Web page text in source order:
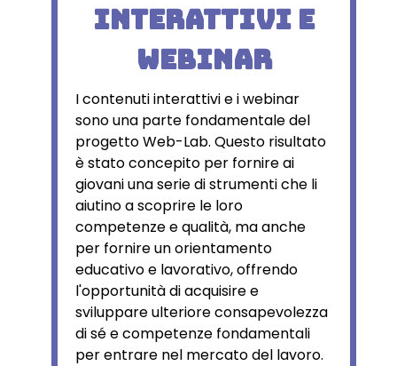
interattivi e
webinar
I contenuti interattivi e i webinar
sono una parte fondamentale del
progetto Web-Lab. Questo risultato
è stato concepito per fornire ai
giovani una serie di strumenti che li
aiutino a scoprire le loro
competenze e qualità, ma anche
per fornire un orientamento
educativo e lavorativo, offrendo
l'opportunità di acquisire e
sviluppare ulteriore consapevolezza
di sé e competenze fondamentali
per entrare nel mercato del lavoro.